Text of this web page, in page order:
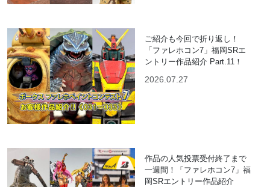
ご紹介も今回で折り返し！
「ファレホコン7」福岡SRエ
ントリー作品紹介 Part.11！
2026.07.27
作品の人気投票受付終了まで
一週間！「ファレホコン7」福
岡SRエントリー作品紹介